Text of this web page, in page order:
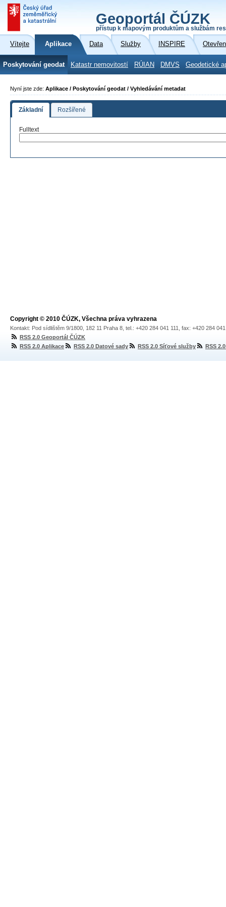
Geoportál ČÚZK
přístup k mapovým produktům a službám
Vítejte Aplikace Data Služby INSPIRE
Poskytování geodat Katastr nemovitostí RÚIAN DMVS Geodetické
Nyní jste zde: Aplikace / Poskytování geodat / Vyhledávání metadat
Základní Rozšířené
Fulltext
Copyright © 2010 ČÚZK, Všechna práva vyhrazena
Kontakt: Pod sídlištěm 9/1800, 182 11 Praha 8, tel.: +420 284 041 111, fax: +420 284
RSS 2.0 Geoportál ČÚZK
RSS 2.0 Aplikace
RSS 2.0 Datové sady RSS 2.0 Síťové služby RSS